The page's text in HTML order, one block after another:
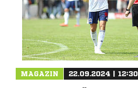
MAGAZIN 22.09.2024 | 12:30